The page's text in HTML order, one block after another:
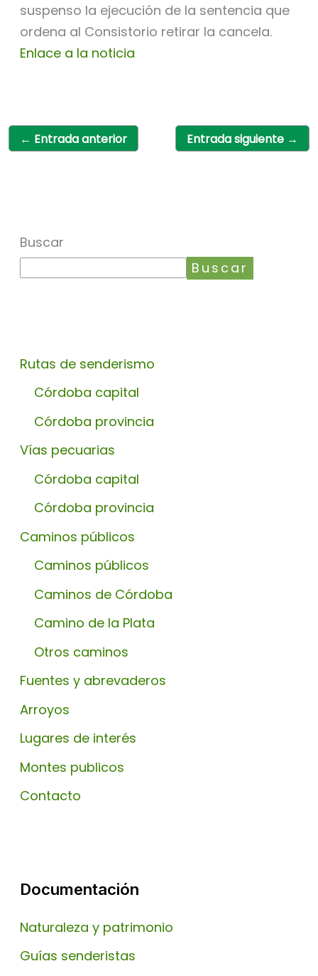
suspenso la ejecución de la sentencia que
ordena al Consistorio retirar la cancela.
Enlace a la noticia
← Entrada anterior Entrada siguiente →
Buscar
Buscar
Rutas de senderismo
Córdoba capital
Córdoba provincia
Vías pecuarias
Córdoba capital
Córdoba provincia
Caminos públicos
Caminos públicos
Caminos de Córdoba
Camino de la Plata
Otros caminos
Fuentes y abrevaderos
Arroyos
Lugares de interés
Montes publicos
Contacto
Documentación
Naturaleza y patrimonio
Guías senderistas